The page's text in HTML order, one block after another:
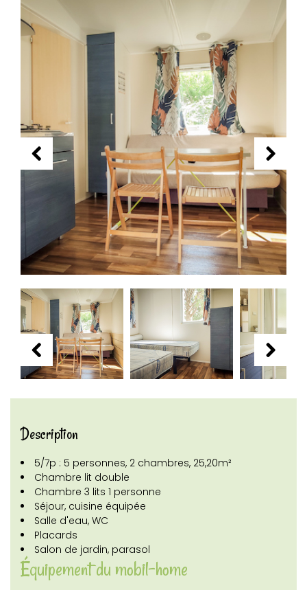
Description
5/7p : 5 personnes, 2 chambres, 25,20m²
Chambre lit double
Chambre 3 lits 1 personne
Séjour, cuisine équipée
Salle d'eau, WC
Placards
Salon de jardin, parasol
Équipement du mobil-home